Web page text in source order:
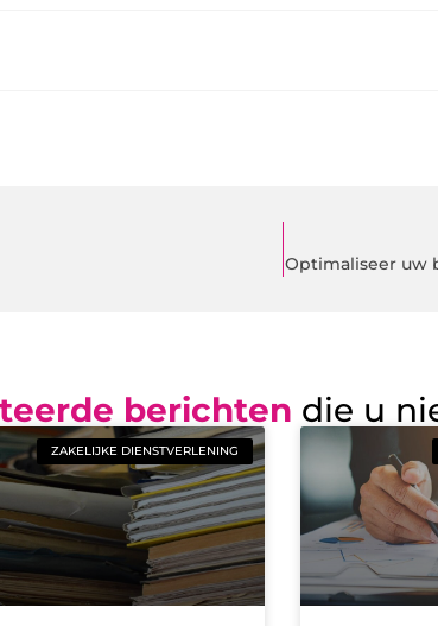
Optimaliseer uw
berichten die u
ZAKELIJKE DIENSTVERLENING